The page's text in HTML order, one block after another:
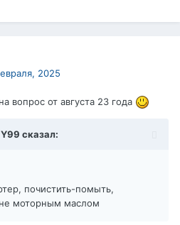
2025
вопрос от августа 23 года
Y99 сказал:
почистить-помыть,
моторным маслом